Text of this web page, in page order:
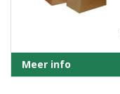
Meer info